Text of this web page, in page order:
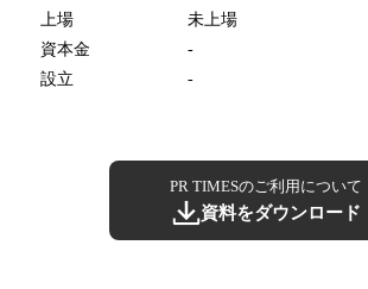
上場
未上場
資本金
-
設立
-
PR TIMESのご利用について
資料をダウンロード